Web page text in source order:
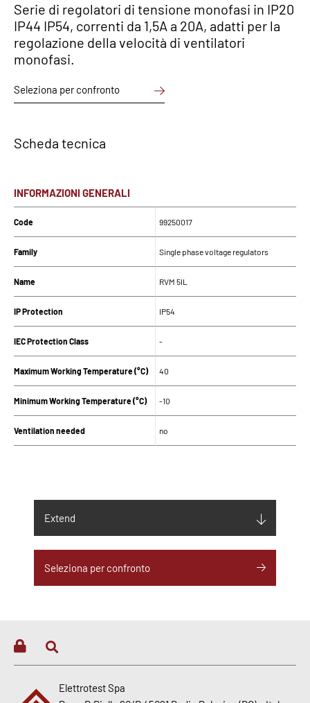
Serie di regolatori di tensione monofasi in IP20
IP44 IP54, correnti da 1,5A a 20A, adatti per la
regolazione della velocità di ventilatori
monofasi.
Seleziona per confronto
Scheda tecnica
INFORMAZIONI GENERALI
Code
Family
Name
IP Protection
IEC Protection Class
Maximum Working Temperature (°C)
Minimum Working Temperature (°C)
Ventilation needed
Maximum input frequency (Hz)
Minimum input frequency (Hz)
99250017
Single phase voltage regulators
RVM 5IL
IP54
-
40
-10
no
60
Extend
Seleziona per confronto
Elettrotest Spa